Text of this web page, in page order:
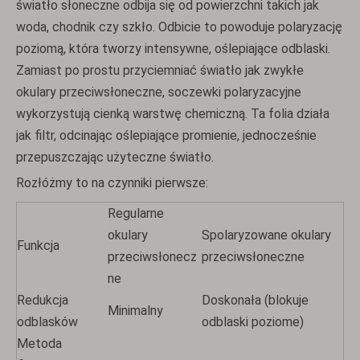
światło słoneczne odbija się od powierzchni takich jak
woda, chodnik czy szkło. Odbicie to powoduje polaryzację
poziomą, która tworzy intensywne, oślepiające odblaski.
Zamiast po prostu przyciemniać światło jak zwykłe
okulary przeciwsłoneczne, soczewki polaryzacyjne
wykorzystują cienką warstwę chemiczną. Ta folia działa
jak filtr, odcinając oślepiające promienie, jednocześnie
przepuszczając użyteczne światło.
Rozłóżmy to na czynniki pierwsze:
Funkcja
Regularne
okulary
przeciwsłonecz
ne
Spolaryzowane okulary
przeciwsłoneczne
Redukcja
odblasków
Minimalny
Doskonała (blokuje
odblaski poziome)
Metoda